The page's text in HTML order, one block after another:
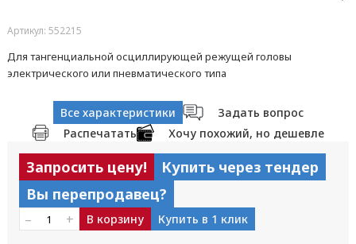
Артикул: 552215
Для тангенциальной осциллирующей режущей головы
электрического или пневматического типа
Все характеристики
Задать вопрос
Распечатать
Хочу похожий, но дешевле
Запросить цену!
Купить через тендер
Вы перепродавец?
– + В корзину Купить в 1 клик